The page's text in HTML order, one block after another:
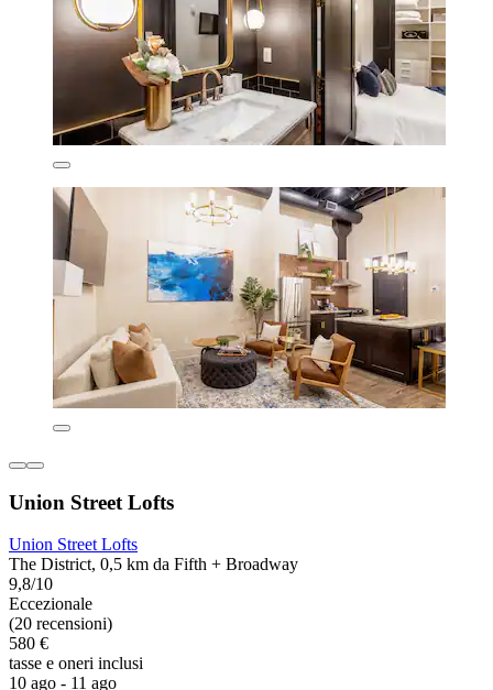
Union Street Lofts
Union Street Lofts
The District, 0,5 km da Fifth + Broadway
9,8/10
Eccezionale
(20 recensioni)
580 €
tasse e oneri inclusi
10 ago - 11 ago